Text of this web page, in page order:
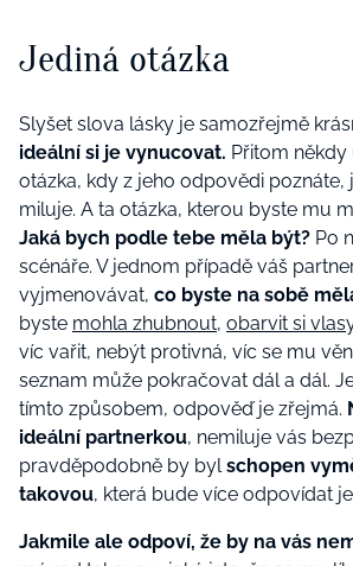
Jediná otázka
Slyšet slova lásky je samozřejmě
ideální si je vynucovat. Přitom
otázka, kdy z jeho odpovědi poznáte,
miluje. A ta otázka, kterou byste mu
Jaká bych podle tebe měla být? Po
scénáře. V jednom případě váš
vyjmenovávat, co byste na sobě
byste mohla zhubnout, obarvit si
víc vařit, nebýt protivná, víc se mu
seznam může pokračovat dál a dál.
tímto způsobem, odpověď je zřejmá.
ideální partnerkou, nemiluje vás
pravděpodobně by bylschopen
takovou, která bude více odpovídat
Jakmile ale odpoví, že by na vás